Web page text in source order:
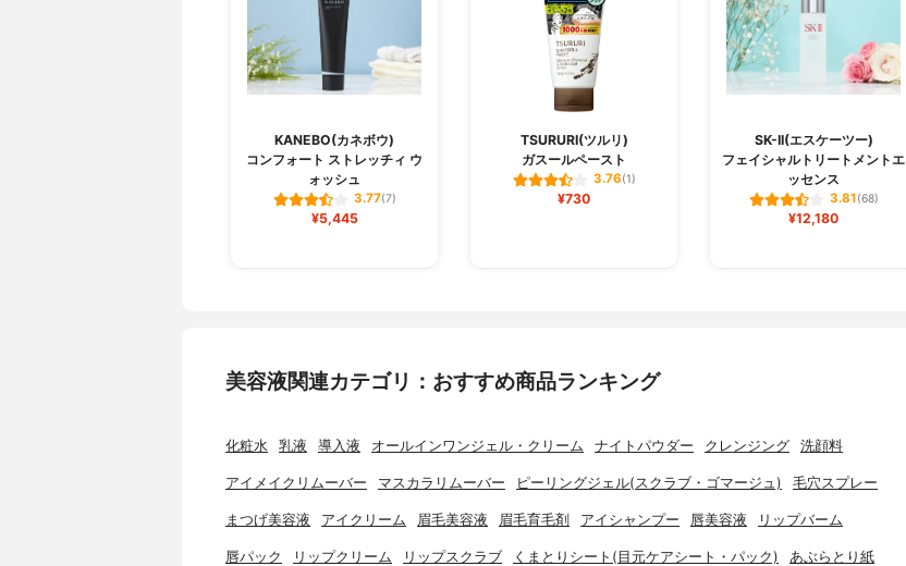
KANEBO(カネボウ)
コンフォート ストレッチィ ウ
ォッシュ
3.77(7)
¥5,445
TSURURI(ツルリ)
ガスールペースト
3.76(1)
¥730
SK-II(エスケーツー)
フェイシャルトリートメントエ
ッセンス
3.81(68)
¥12,180
美容液関連カテゴリ：おすすめ商品ランキング
化粧水 乳液 導入液 オールインワンジェル・クリーム ナイトパウダー クレンジング 洗顔料
アイメイクリムーバー マスカラリムーバー ピーリングジェル(スクラブ・ゴマージュ) 毛穴スプレー
まつげ美容液 アイクリーム 眉毛美容液 眉毛育毛剤 アイシャンプー 唇美容液 リップバーム
唇パック リップクリーム リップスクラブ くまとりシート(目元ケアシート・パック) あぶらとり紙